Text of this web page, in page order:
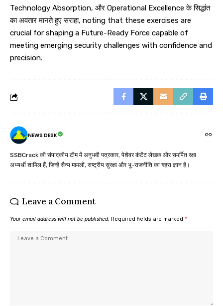
Technology Absorption, और Operational Excellence के सिद्धांत
का अवतार मानते हुए सराहा, noting that these exercises are
crucial for shaping a Future-Ready Force capable of
meeting emerging security challenges with confidence and
precision.
NEWS DESK
SSBCrack की संपादकीय टीम में अनुभवी पत्रकार, पेशेवर कंटेंट लेखक और समर्पित रक्षा
अभ्यर्थी शामिल हैं, जिन्हें सैन्य मामलों, राष्ट्रीय सुरक्षा और भू-राजनीति का गहरा ज्ञान है।
Leave a Comment
Your email address will not be published. Required fields are marked *